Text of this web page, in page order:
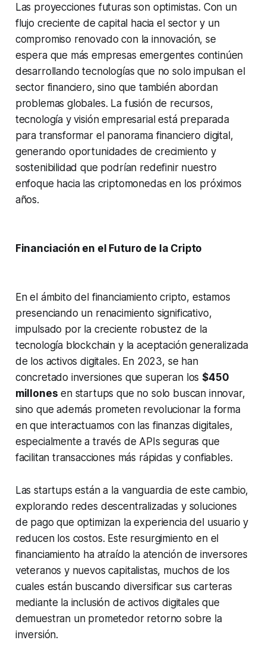
Las proyecciones futuras son optimistas. Con un
flujo creciente de capital hacia el sector y un
compromiso renovado con la innovación, se
espera que más empresas emergentes continúen
desarrollando tecnologías que no solo impulsan el
sector financiero, sino que también abordan
problemas globales. La fusión de recursos,
tecnología y visión empresarial está preparada
para transformar el panorama financiero digital,
generando oportunidades de crecimiento y
sostenibilidad que podrían redefinir nuestro
enfoque hacia las criptomonedas en los próximos
años.
Financiación en el Futuro de la Cripto
En el ámbito del financiamiento cripto, estamos
presenciando un renacimiento significativo,
impulsado por la creciente robustez de la
tecnología blockchain y la aceptación generalizada
de los activos digitales. En 2023, se han
concretado inversiones que superan los $450
millones en startups que no solo buscan innovar,
sino que además prometen revolucionar la forma
en que interactuamos con las finanzas digitales,
especialmente a través de APIs seguras que
facilitan transacciones más rápidas y confiables.
Las startups están a la vanguardia de este cambio,
explorando redes descentralizadas y soluciones
de pago que optimizan la experiencia del usuario y
reducen los costos. Este resurgimiento en el
financiamiento ha atraído la atención de inversores
veteranos y nuevos capitalistas, muchos de los
cuales están buscando diversificar sus carteras
mediante la inclusión de activos digitales que
demuestran un prometedor retorno sobre la
inversión.